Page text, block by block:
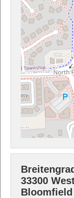
33300
Bloomfield